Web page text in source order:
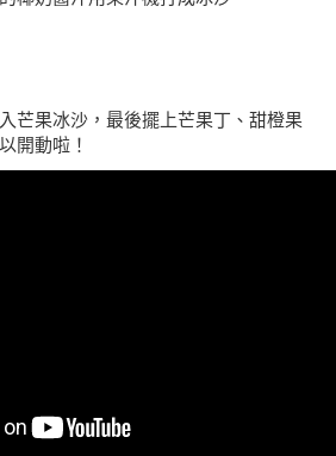
芒果冰沙，最後擺上芒果丁、甜橙果
開動啦！